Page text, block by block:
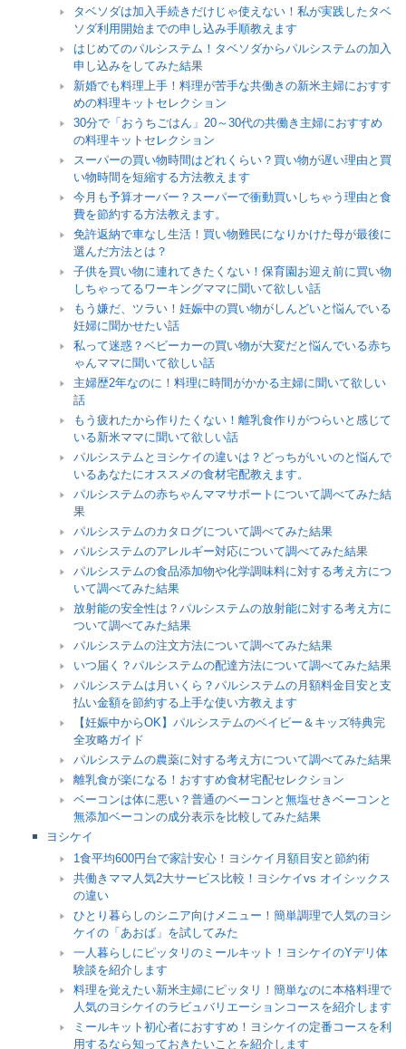
タベソダは加入手続きだけじゃ使えない！私が実践したタベ
ソダ利用開始までの申し込み手順教えます
はじめてのパルシステム！タベソダからパルシステムの加入
申し込みをしてみた結果
新婚でも料理上手！料理が苦手な共働きの新米主婦におすす
めの料理キットセレクション
30分で「おうちごはん」20～30代の共働き主婦におすすめ
の料理キットセレクション
スーパーの買い物時間はどれくらい？買い物が遅い理由と買
い物時間を短縮する方法教えます
今月も予算オーバー？スーパーで衝動買いしちゃう理由と食
費を節約する方法教えます。
免許返納で車なし生活！買い物難民になりかけた母が最後に
選んだ方法とは？
子供を買い物に連れてきたくない！保育園お迎え前に買い物
しちゃってるワーキングママに聞いて欲しい話
もう嫌だ、ツラい！妊娠中の買い物がしんどいと悩んでいる
妊婦に聞かせたい話
私って迷惑？ベビーカーの買い物が大変だと悩んでいる赤ち
ゃんママに聞いて欲しい話
主婦歴2年なのに！料理に時間がかかる主婦に聞いて欲しい
話
もう疲れたから作りたくない！離乳食作りがつらいと感じて
いる新米ママに聞いて欲しい話
パルシステムとヨシケイの違いは？どっちがいいのと悩んで
いるあなたにオススメの食材宅配教えます。
パルシステムの赤ちゃんママサポートについて調べてみた結
果
パルシステムのカタログについて調べてみた結果
パルシステムのアレルギー対応について調べてみた結果
パルシステムの食品添加物や化学調味料に対する考え方につ
いて調べてみた結果
放射能の安全性は？パルシステムの放射能に対する考え方に
ついて調べてみた結果
パルシステムの注文方法について調べてみた結果
いつ届く？パルシステムの配達方法について調べてみた結果
パルシステムは月いくら？パルシステムの月額料金目安と支
払い金額を節約する上手な使い方教えます
【妊娠中からOK】パルシステムのベイビー＆キッズ特典完
全攻略ガイド
パルシステムの農薬に対する考え方について調べてみた結果
離乳食が楽になる！おすすめ食材宅配セレクション
ベーコンは体に悪い？普通のベーコンと無塩せきベーコンと
無添加ベーコンの成分表示を比較してみた結果
ヨシケイ
1食平均600円台で家計安心！ヨシケイ月額目安と節約術
共働きママ人気2大サービス比較！ヨシケイvs オイシックス
の違い
ひとり暮らしのシニア向けメニュー！簡単調理で人気のヨシ
ケイの「あおば」を試してみた
一人暮らしにピッタリのミールキット！ヨシケイのYデリ体
験談を紹介します
料理を覚えたい新米主婦にピッタリ！簡単なのに本格料理で
人気のヨシケイのラビュバリエーションコースを紹介します
ミールキット初心者におすすめ！ヨシケイの定番コースを利
用するなら知っておきたいことを紹介します